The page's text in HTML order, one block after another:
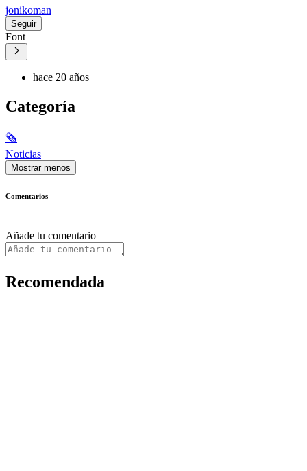
jonikoman
Seguir
Font
hace 20 años
Categoría
🗞
Noticias
Mostrar menos
Comentarios
Añade tu comentario
Recomendada